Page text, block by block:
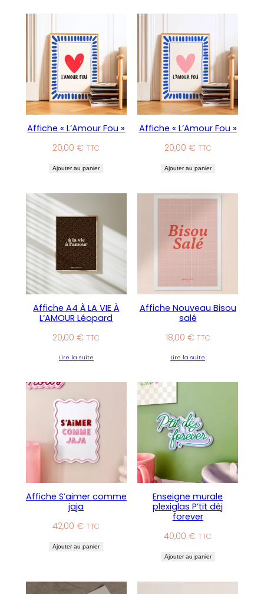
Affiche « L’Amour Fou »
20,00€ TTC
Ajouter au panier
Affiche « L’Amour Fou »
20,00 € TTC
Ajouter au panier
Affiche A4 À LA VIE À
L’AMOUR Léopard
20,00€ TTC
Lire la suite
Affiche Nouveau Bisou
salé
18,00 € TTC
Lire la suite
Affiche S’aimer comme
jaja
42,00€ TTC
Ajouter au panier
Enseigne murale
plexiglas P’tit déj
forever
40,00€ TTC
Ajouter au panier